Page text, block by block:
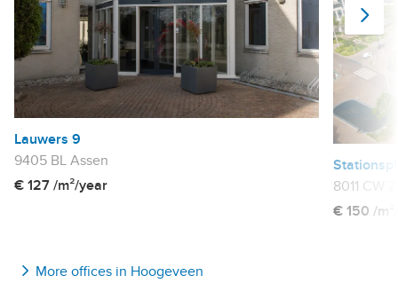
Lauwers 9
9405 BL Assen
€ 127 /m²/year
8011 CW
€ 150 /
More offices in Hoogeveen